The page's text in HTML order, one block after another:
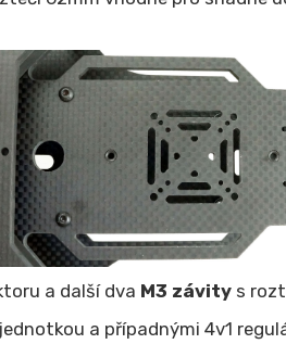
a další dva M3 závity s
a případnými 4v1